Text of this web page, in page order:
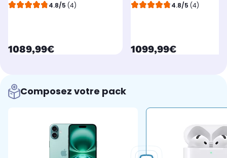
4.8/5 (4)
currentPrice
1089,99€
4.8/5 (4)
currentPrice
1099,99€
Composez votre pack